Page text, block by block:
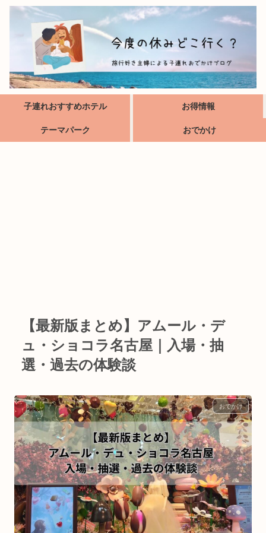
子連れおすすめホテル お得情報
テーマパーク おでかけ
【最新版まとめ】アムール・デ
ュ・ショコラ名古屋｜入場・抽
選・過去の体験談
おでかけ